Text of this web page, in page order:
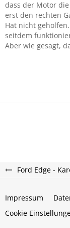
dass der Motor
erst den rechten
Hat nicht
seitdem
Aber wie gesagt,
Ford Edge -
Impressum
Cookie